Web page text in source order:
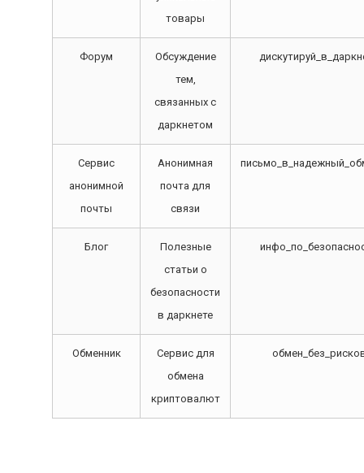
товары
Форум
Обсуждение
тем,
связанных с
даркнетом
Сервис
анонимной
почты
Анонимная
почта для
связи
Блог
Полезные
статьи о
безопасности
в даркнете
Обменник
Сервис для
обмена
криптовалют